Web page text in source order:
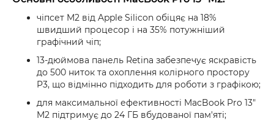
чіпсет M2 від Apple Silicon обіцяє на 18%
швидший процесор і на 35% потужніший
графічний чіп;
13-дюймова панель Retina забезпечує яскравість
до 500 ниток та охоплення колірного простору
P3, що відмінно підходить для роботи з графікою;
для максимальної ефективності MacBook Pro 13"
M2 підтримує до 24 ГБ вбудованої пам'яті;